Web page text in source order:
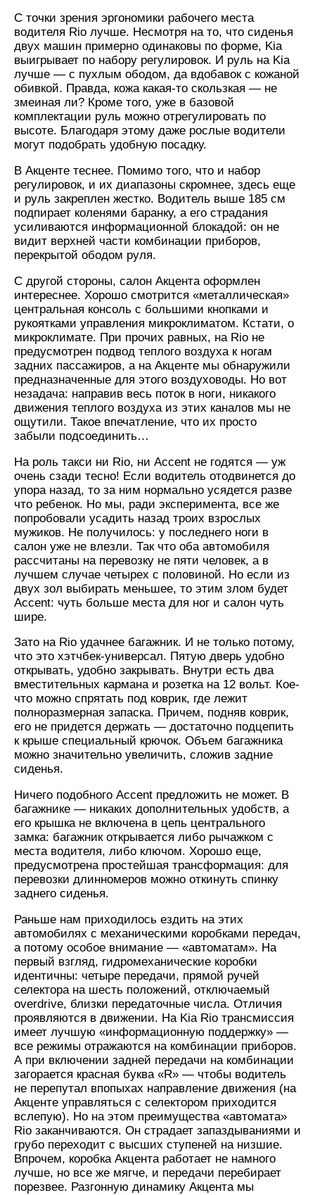
С точки зрения эргономики рабочего места
водителя Rio лучше. Несмотря на то, что сиденья
двух машин примерно одинаковы по форме, Kia
выигрывает по набору регулировок. И руль на Kia
лучше — с пухлым ободом, да вдобавок с кожаной
обивкой. Правда, кожа какая-то скользкая — не
змеиная ли? Кроме того, уже в базовой
комплектации руль можно отрегулировать по
высоте. Благодаря этому даже рослые водители
могут подобрать удобную посадку.
В Акценте теснее. Помимо того, что и набор
регулировок, и их диапазоны скромнее, здесь еще
и руль закреплен жестко. Водитель выше 185 см
подпирает коленями баранку, а его страдания
усиливаются информационной блокадой: он не
видит верхней части комбинации приборов,
перекрытой ободом руля.
С другой стороны, салон Акцента оформлен
интереснее. Хорошо смотрится «металлическая»
центральная консоль с большими кнопками и
рукоятками управления микроклиматом. Кстати, о
микроклимате. При прочих равных, на Rio не
предусмотрен подвод теплого воздуха к ногам
задних пассажиров, а на Акценте мы обнаружили
предназначенные для этого воздуховоды. Но вот
незадача: направив весь поток в ноги, никакого
движения теплого воздуха из этих каналов мы не
ощутили. Такое впечатление, что их просто
забыли подсоединить…
На роль такси ни Rio, ни Accent не годятся — уж
очень сзади тесно! Если водитель отодвинется до
упора назад, то за ним нормально усядется разве
что ребенок. Но мы, ради эксперимента, все же
попробовали усадить назад троих взрослых
мужиков. Не получилось: у последнего ноги в
салон уже не влезли. Так что оба автомобиля
рассчитаны на перевозку не пяти человек, а в
лучшем случае четырех с половиной. Но если из
двух зол выбирать меньшее, то этим злом будет
Accent: чуть больше места для ног и салон чуть
шире.
Зато на Rio удачнее багажник. И не только потому,
что это хэтчбек-универсал. Пятую дверь удобно
открывать, удобно закрывать. Внутри есть два
вместительных кармана и розетка на 12 вольт. Кое-
что можно спрятать под коврик, где лежит
полноразмерная запаска. Причем, подняв коврик,
его не придется держать — достаточно подцепить
к крыше специальный крючок. Объем багажника
можно значительно увеличить, сложив задние
сиденья.
Ничего подобного Accent предложить не может. В
багажнике — никаких дополнительных удобств, а
его крышка не включена в цепь центрального
замка: багажник открывается либо рычажком с
места водителя, либо ключом. Хорошо еще,
предусмотрена простейшая трансформация: для
перевозки длинномеров можно откинуть спинку
заднего сиденья.
Раньше нам приходилось ездить на этих
автомобилях с механическими коробками передач,
а потому особое внимание — «автоматам». На
первый взгляд, гидромеханические коробки
идентичны: четыре передачи, прямой ручей
селектора на шесть положений, отключаемый
overdrive, близки передаточные числа. Отличия
проявляются в движении. На Kia Rio трансмиссия
имеет лучшую «информационную поддержку» —
все режимы отражаются на комбинации приборов.
А при включении задней передачи на комбинации
загорается красная буква «R» — чтобы водитель
не перепутал впопыхах направление движения (на
Акценте управляться с селектором приходится
вслепую). Но на этом преимущества «автомата»
Rio заканчиваются. Он страдает запаздываниями и
грубо переходит с высших ступеней на низшие.
Впрочем, коробка Акцента работает не намного
лучше, но все же мягче, и передачи перебирает
порезвее. Разгонную динамику Акцента мы